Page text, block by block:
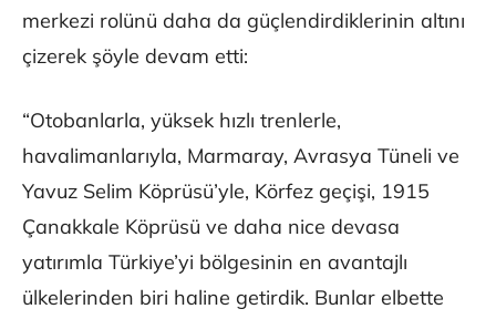
merkezi rolünü daha da güçlendirdiklerinin altını
çizerek şöyle devam etti:
“Otobanlarla, yüksek hızlı trenlerle,
havalimanlarıyla, Marmaray, Avrasya Tüneli ve
Yavuz Selim Köprüsü’yle, Körfez geçişi, 1915
Çanakkale Köprüsü ve daha nice devasa
yatırımla Türkiye’yi bölgesinin en avantajlı
ülkelerinden biri haline getirdik. Bunlar elbette